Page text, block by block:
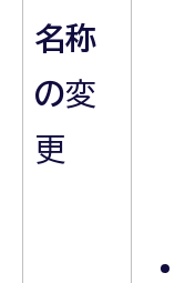
名称
の変
更